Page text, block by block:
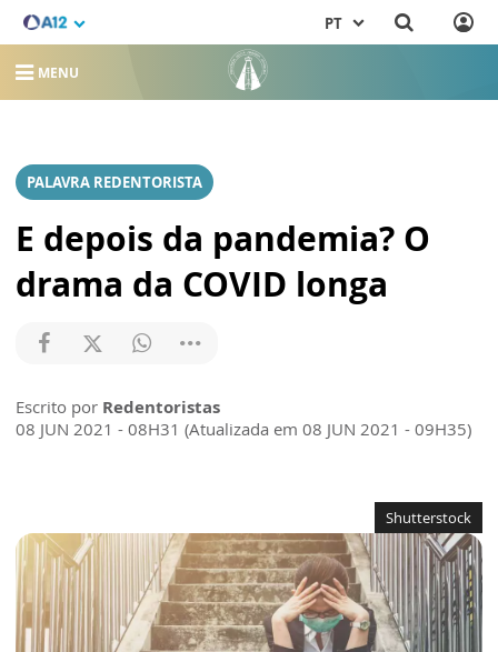
PT
MENU
PALAVRA REDENTORISTA
E depois da pandemia? O
drama da COVID longa
Escrito por Redentoristas
08 JUN 2021 - 08H31 (Atualizada em 08 JUN 2021 - 09H35)
Shutterstock